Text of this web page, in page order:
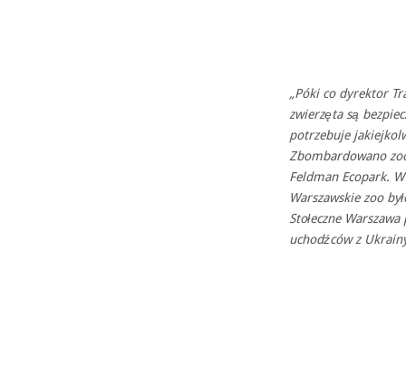
„Póki co dyrektor
zwierzęta są
potrzebuje
Zbombardowano
Feldman Ecopark.
Warszawskie zoo
Stołeczne
uchodźców z